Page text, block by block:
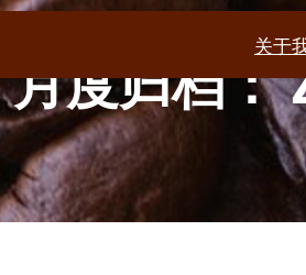
关于
月度归档：